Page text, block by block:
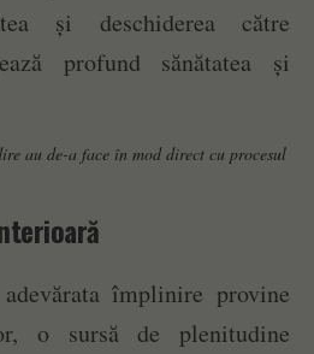
și deschiderea către
profund sănătatea și
au de-a face în mod direct cu procesul
împlinire provine
o sursă de plenitudine